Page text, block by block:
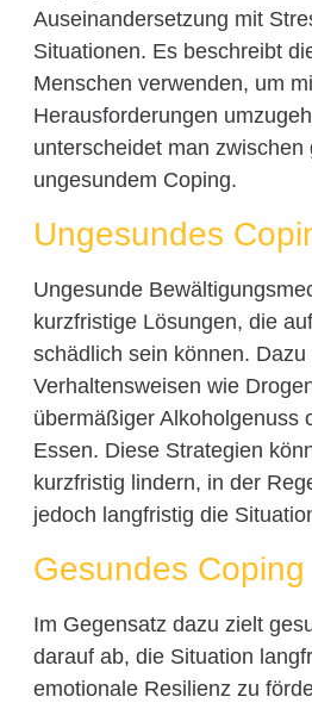
Auseinandersetzung mit
Situationen. Es beschreibt
Menschen verwenden, um
Herausforderungen
unterscheidet man zwischen
ungesundem Coping.
Ungesundes
Ungesunde
kurzfristige Lösungen, die
schädlich sein können. Dazu
Verhaltensweisen wie
übermäßiger Alkoholgenuss
Essen. Diese Strategien
kurzfristig lindern, in der
jedoch langfristig die
Gesundes Coping
Im Gegensatz dazu zielt
darauf ab, die Situation
emotionale Resilienz zu